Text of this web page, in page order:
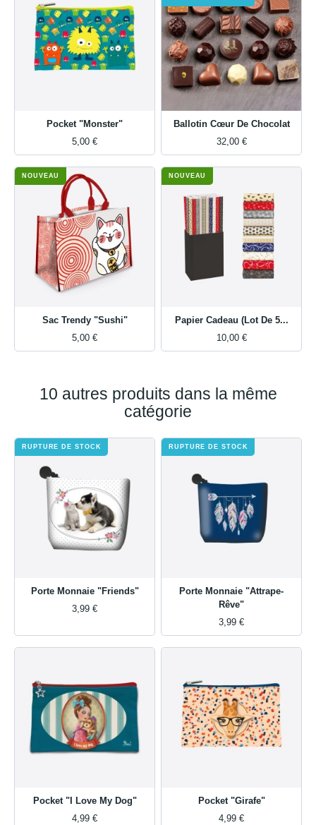
Pocket "Monster"
5,00 €
Ballotin Cœur De Chocolat
32,00 €
Sac Trendy "Sushi"
5,00 €
NOUVEAU
Papier Cadeau (Lot De 5...
10,00 €
NOUVEAU
10 autres produits dans la même
catégorie
Porte Monnaie "Friends"
3,99 €
RUPTURE DE STOCK
Porte Monnaie "Attrape-
Rêve"
3,99 €
RUPTURE DE STOCK
Pocket "I Love My Dog"
4,99 €
Pocket "Girafe"
4,99 €